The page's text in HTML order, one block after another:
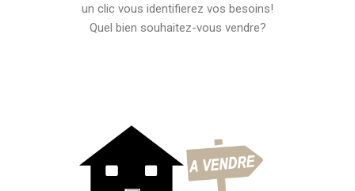
un clic vous identifierez vos besoins!
Quel bien souhaitez-vous vendre?